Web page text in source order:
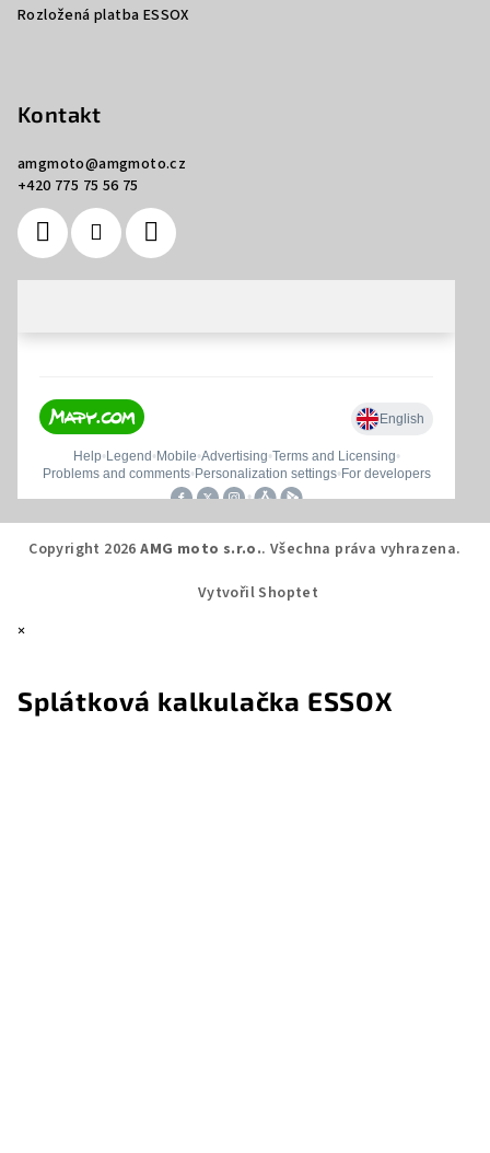
Rozložená platba ESSOX
Kontakt
amgmoto@amgmoto.cz
+420 775 75 56 75
Copyright 2026AMG moto s.r.o.. Všechna práva vyhrazena.
Vytvořil Shoptet
×
Splátková kalkulačka ESSOX